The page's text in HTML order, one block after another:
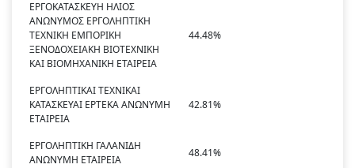
ΕΡΓΟΚΑΤΑΣΚΕΥΗ ΗΛΙΟΣ
ΑΝΩΝΥΜΟΣ ΕΡΓΟΛΗΠΤΙΚΗ
ΤΕΧΝΙΚΗ ΕΜΠΟΡΙΚΗ
ΞΕΝΟΔΟΧΕΙΑΚΗ ΒΙΟΤΕΧΝΙΚΗ
ΚΑΙ ΒΙΟΜΗΧΑΝΙΚΗ ΕΤΑΙΡΕΙΑ
44.48%
ΕΡΓΟΛΗΠΤΙΚΑΙ ΤΕΧΝΙΚΑΙ
ΚΑΤΑΣΚΕΥΑΙ ΕΡΤΕΚΑ ΑΝΩΝΥΜΗ
ΕΤΑΙΡΕΙΑ
42.81%
ΕΡΓΟΛΗΠΤΙΚΗ ΓΑΛΑΝΙΔΗ
ΑΝΩΝΥΜΗ ΕΤΑΙΡΕΙΑ
48.41%